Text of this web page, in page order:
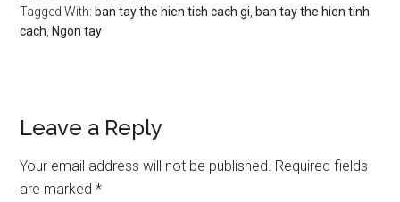
Tagged With: ban tay the hien tich cach gi ban tay the hien tinh
cach Ngon tay
Reader
Interactions
Leave a Reply
Your email address will not be published. Required fields
are marked*